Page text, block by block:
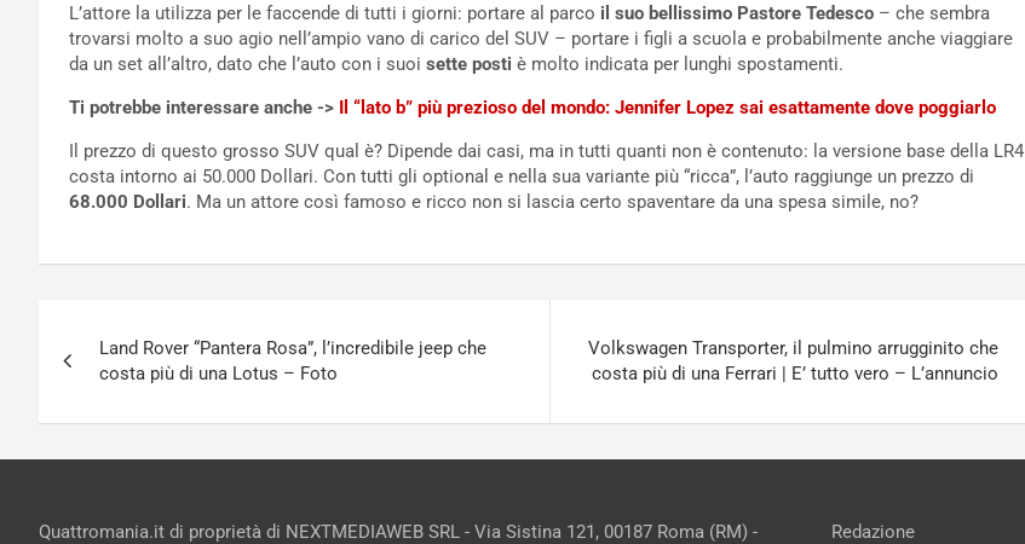
L’attore la utilizza per le faccende di tutti i giorni: portare al parco il suo bellissimo Pastore Tedesco – che sembra
trovarsi molto a suo agio nell’ampio vano di carico del SUV – portare i figli a scuola e probabilmente anche viaggiare
da un set all’altro, dato che l’auto con i suoi sette posti è molto indicata per lunghi spostamenti.
Ti potrebbe interessare anche ->
Il “lato b” più prezioso del mondo: Jennifer Lopez sai esattamente dove poggiarlo
Il prezzo di questo grosso SUV qual è? Dipende dai casi, ma in tutti quanti non è contenuto: la versione base della LR4
costa intorno ai 50.000 Dollari. Con tutti gli optional e nella sua variante più “ricca”, l’auto raggiunge un prezzo di
68.000 Dollari. Ma un attore così famoso e ricco non si lascia certo spaventare da una spesa simile, no?
articoli
Land Rover “Pantera Rosa”, l’incredibile jeep che
costa più di una Lotus – Foto
Volkswagen Transporter, il pulmino arrugginito che
costa più di una Ferrari | E’ tutto vero – L’annuncio
Quattromania.it di proprietà di NEXTMEDIAWEB SRL - Via Sistina 121, 00187 Roma (RM) - Redazione